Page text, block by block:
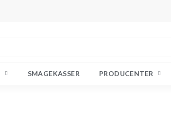
SMAGEKASSER PRODUCENTER